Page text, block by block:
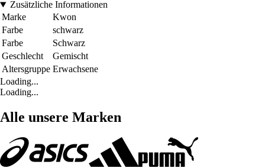
Zusätzliche Informationen
Marke
Kwon
Farbe
schwarz
Farbe
Schwarz
Geschlecht
Gemischt
Altersgruppe Erwachsene
Loading...
Loading...
Alle unsere Marken